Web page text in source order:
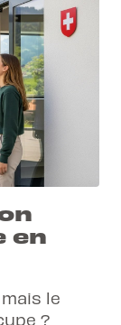
en
le
?